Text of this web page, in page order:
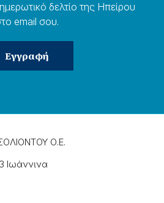
δελτίο της Ηπείρου
email σου.
Ο.Ε.
Ιωάννɩνα